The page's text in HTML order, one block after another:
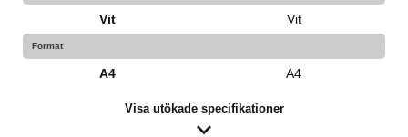
Vit Vit
Format
A4 A4
Visa utökade specifikationer